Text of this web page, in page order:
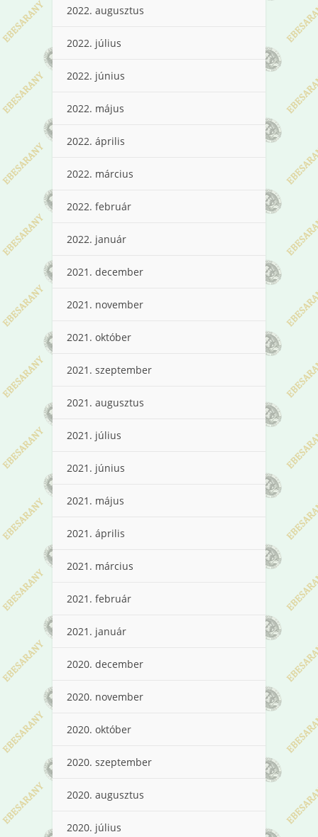
2022. augusztus
2022. július
2022. június
2022. május
2022. április
2022. március
2022. február
2022. január
2021. december
2021. november
2021. október
2021. szeptember
2021. augusztus
2021. július
2021. június
2021. május
2021. április
2021. március
2021. február
2021. január
2020. december
2020. november
2020. október
2020. szeptember
2020. augusztus
2020. július